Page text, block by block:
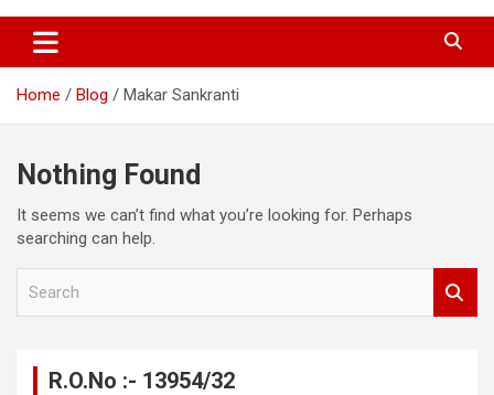
Home Blog Makar Sankranti
Nothing Found
It seems we can’t find what you’re looking for. Perhaps
searching can help.
R.O.No :- 13954/32